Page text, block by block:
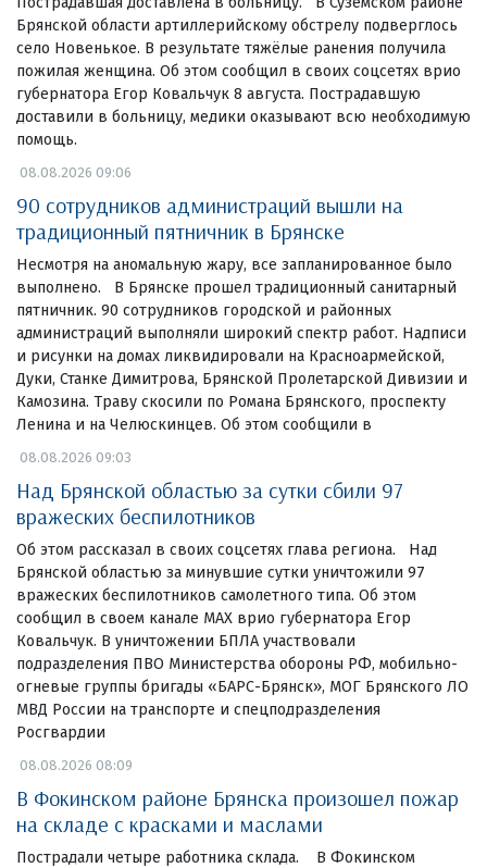
Брянской области артиллерийскому обстрелу подверглось
село Новенькое. В результате тяжёлые ранения получила
пожилая женщина. Об этом сообщил в своих соцсетях врио
губернатора Егор Ковальчук 8 августа. Пострадавшую
доставили в больницу, медики оказывают всю необходимую
помощь.
08.08.2026 09:06
90 сотрудников администраций вышли на
традиционный пятничник в Брянске
Несмотря на аномальную жару, все запланированное было
выполнено. В Брянске прошел традиционный санитарный
пятничник. 90 сотрудников городской и районных
администраций выполняли широкий спектр работ. Надписи
и рисунки на домах ликвидировали на Красноармейской,
Дуки, Станке Димитрова, Брянской Пролетарской Дивизии и
Камозина. Траву скосили по Романа Брянского, проспекту
Ленина и на Челюскинцев. Об этом сообщили в
08.08.2026 09:03
Над Брянской областью за сутки сбили 97
вражеских беспилотников
Об этом рассказал в своих соцсетях глава региона. Над
Брянской областью за минувшие сутки уничтожили 97
вражеских беспилотников самолетного типа. Об этом
сообщил в своем канале МАХ врио губернатора Егор
Ковальчук. В уничтожении БПЛА участвовали
подразделения ПВО Министерства обороны РФ, мобильно-
огневые группы бригады «БАРС-Брянск», МОГ Брянского ЛО
МВД России на транспорте и спецподразделения
Росгвардии
08.08.2026 08:09
В Фокинском районе Брянска произошел пожар
на складе с красками и маслами
Пострадали четыре работника склада. В Фокинском